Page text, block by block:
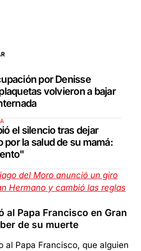
por Denisse
volvieron a bajar
el silencio tras dejar
por la salud de su mamá:
del Moro anunció un giro
Hermano y cambió las reglas
al Papa Francisco en Gran
de su muerte
al Papa Francisco, que alguien